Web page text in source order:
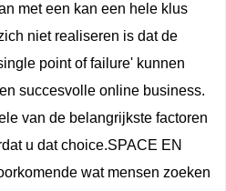
met een kan een hele klus
niet realiseren is dat de
point of failure' kunnen
succesvolle online business.
van de belangrijkste factoren
u dat choice.SPACE EN
wat mensen zoeken